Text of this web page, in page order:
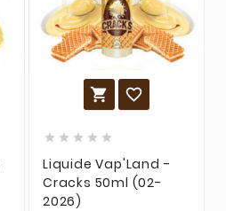
 
    
Liquide Vap'Land -
Cracks 50ml (02-
2026)